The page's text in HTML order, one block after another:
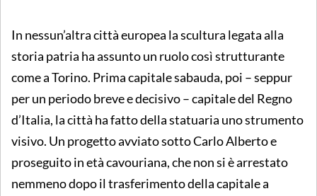
In nessun’altra città europea la scultura legata alla
storia patria ha assunto un ruolo così strutturante
come a Torino. Prima capitale sabauda, poi – seppur
per un periodo breve e decisivo – capitale del Regno
d’Italia, la città ha fatto della statuaria uno strumento
visivo. Un progetto avviato sotto Carlo Alberto e
proseguito in età cavouriana, che non si è arrestato
nemmeno dopo il trasferimento della capitale a